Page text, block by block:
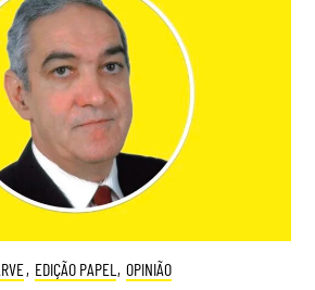
, EDIÇÃO PAPEL , OPINIÃO